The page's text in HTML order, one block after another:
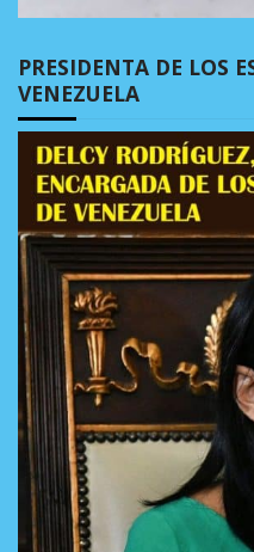
PRESIDENTA DE LOS
VENEZUELA